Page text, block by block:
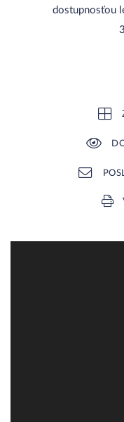
dostupnosťou